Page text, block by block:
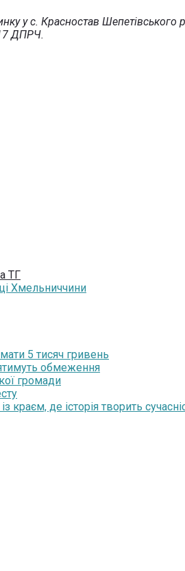
у с. Красностав Шепетівського
ДПРЧ.
ТГ
Хмельниччини
5 тисяч гривень
обмеження
громади
де історія творить